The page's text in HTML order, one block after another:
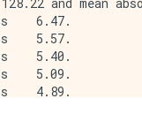
6.47.
5.57.
5.40.
5.09.
4.89.